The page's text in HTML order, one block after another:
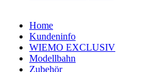
Home
Kundeninfo
WIEMO EXCLUSIV
Modellbahn
Zubehör